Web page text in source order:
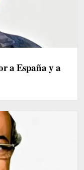
a España y a